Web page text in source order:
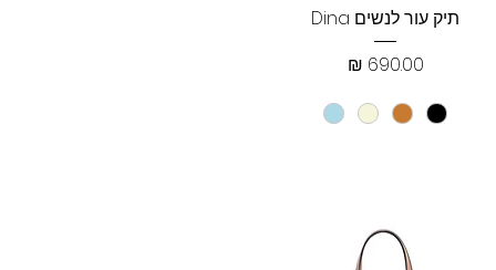
תצוגה מהירה
תיק עור לנשים Dina
מחיר